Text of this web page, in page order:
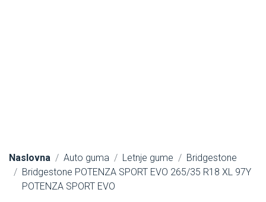
Naslovna Auto guma Letnje gume
Bridgestone
Bridgestone POTENZA SPORT EVO 265/35 R18 XL 97Y
POTENZA SPORT EVO